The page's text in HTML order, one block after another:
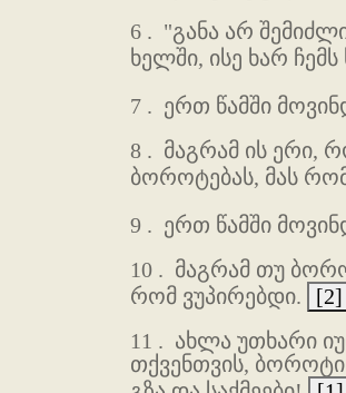
6 . "განა არ
ხელში, ისე ხარ
7 . ერთ წამში
8 . მაგრამ ის ერი,
ბოროტებას, მას
9 . ერთ წამში
10 . მაგრამ თუ
რომ ვუპირებდი.
[2]
11 . ახლა უთხარი
თქვენთვის,